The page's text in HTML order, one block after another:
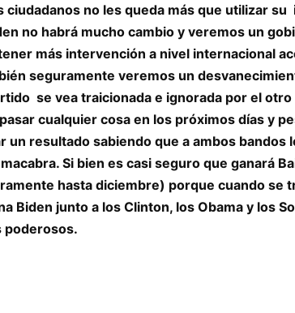
no les queda más que utilizar
no habrá mucho cambio y veremos un
más intervención a nivel internacional
seguramente veremos un
se vea traicionada e ignorada por el
cualquier cosa en los próximos días y
un resultado sabiendo que a ambos
Si bien es casi seguro que ganará
hasta diciembre) porque cuando se
Biden junto a los Clinton, los Obama y los
poderosos.